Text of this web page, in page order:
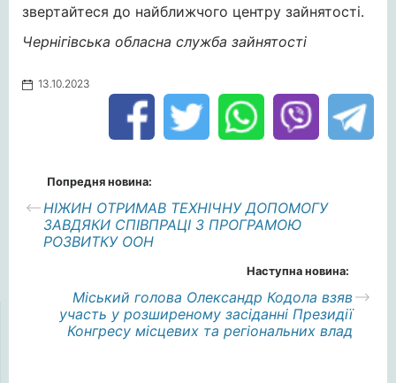
звертайтеся до найближчого центру зайнятості.
Чернігівська обласна служба зайнятості
13.10.2023
Попредня новина:
НІЖИН ОТРИМАВ ТЕХНІЧНУ ДОПОМОГУ
ЗАВДЯКИ СПІВПРАЦІ З ПРОГРАМОЮ
РОЗВИТКУ ООН
Наступна новина:
Міський голова Олександр Кодола взяв
участь у розширеному засіданні Президії
Конгресу місцевих та регіональних влад